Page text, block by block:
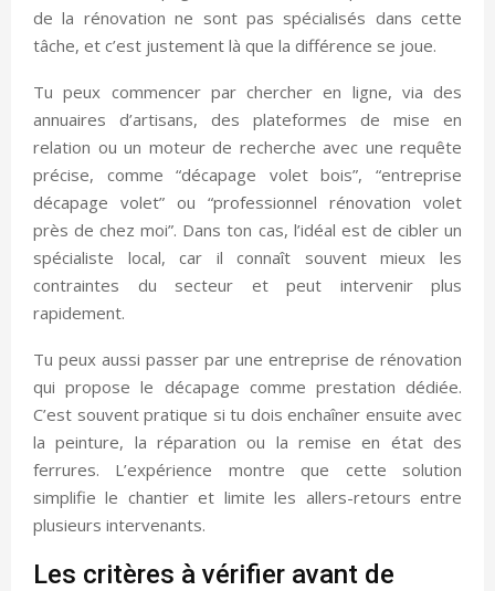
de la rénovation ne sont pas spécialisés dans cette
tâche, et c’est justement là que la différence se joue.
Tu peux commencer par chercher en ligne, via des
annuaires d’artisans, des plateformes de mise en
relation ou un moteur de recherche avec une requête
précise, comme “décapage volet bois”, “entreprise
décapage volet” ou “professionnel rénovation volet
près de chez moi”. Dans ton cas, l’idéal est de cibler un
spécialiste local, car il connaît souvent mieux les
contraintes du secteur et peut intervenir plus
rapidement.
Tu peux aussi passer par une entreprise de rénovation
qui propose le décapage comme prestation dédiée.
C’est souvent pratique si tu dois enchaîner ensuite avec
la peinture, la réparation ou la remise en état des
ferrures. L’expérience montre que cette solution
simplifie le chantier et limite les allers-retours entre
plusieurs intervenants.
Les critères à vérifier avant de